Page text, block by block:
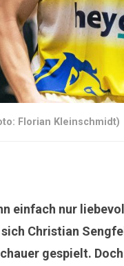
Florian Kleinschmidt)
einfach nur
Christian
gespielt.